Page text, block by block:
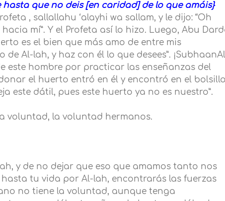
que no deis [en caridad] de lo que amáis}
, sallallahu ‘alayhi wa sallam, y le dijo: “Oh
mí”. Y el Profeta así lo hizo. Luego, Abu
es el bien que más amo de entre mis
de Al-lah, y haz con él lo que desees”.
este hombre por practicar las enseñanzas del
el huerto entró en él y encontró en el
este dátil, pues este huerto ya no es nuestro”.
voluntad, la voluntad hermanos.
y de no dejar que eso que amamos tanto nos
tu vida por Al-lah, encontrarás las fuerzas
no tiene la voluntad, aunque tenga